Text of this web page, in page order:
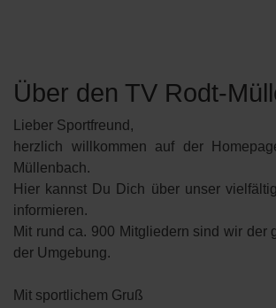
Über den TV Rodt-
Lieber Sportfreund,
herzlich willkommen auf der
Müllenbach.
Hier kannst Du Dich über unser
informieren.
Mit rund ca. 900 Mitgliedern sind wir der
der Umgebung.
Mit sportlichem Gruß